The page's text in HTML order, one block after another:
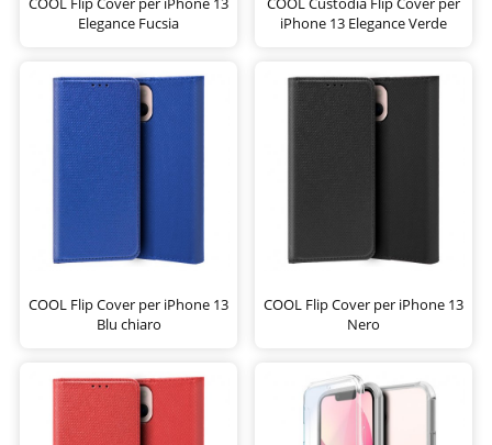
Elegance Fucsia
iPhone 13 Elegance Verde
COOL Flip Cover per iPhone 13
Blu chiaro
COOL Flip Cover per iPhone 13
Nero